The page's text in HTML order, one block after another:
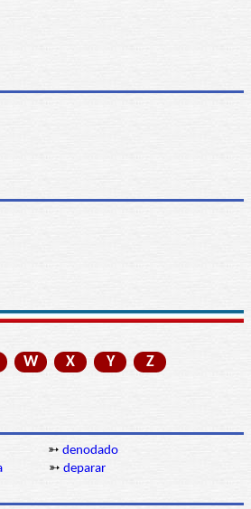
W X Y Z
➳ denodado
➳ deparar